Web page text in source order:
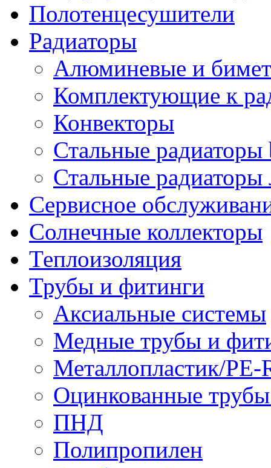
Полотенцесушители
Радиаторы
Алюминевые и
Комплектующие к
Конвекторы
Стальные радиаторы
Стальные радиаторы
Сервисное
Солнечные коллекторы
Теплоизоляция
Трубы и фитинги
Аксиальные системы
Медные трубы и
Металлопластик/
Оцинкованные
ПНД
Полипропилен